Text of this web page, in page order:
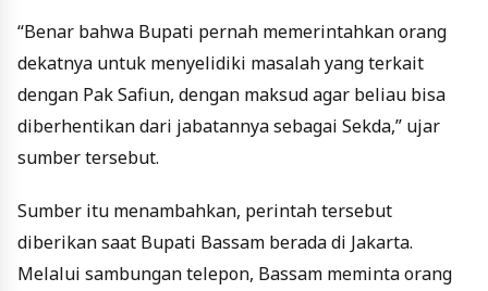
“Benar bahwa Bupati pernah memerintahkan orang
dekatnya untuk menyelidiki masalah yang terkait
dengan Pak Safiun, dengan maksud agar beliau bisa
diberhentikan dari jabatannya sebagai Sekda,” ujar
sumber tersebut.
Sumber itu menambahkan, perintah tersebut
diberikan saat Bupati Bassam berada di Jakarta.
Melalui sambungan telepon, Bassam meminta orang